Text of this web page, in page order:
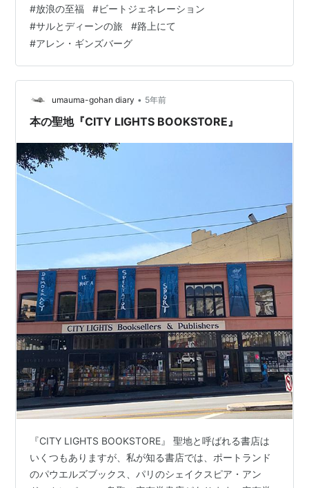
/ ウィリアムズ・バロウズとオーネット・コールマン /
50年代アメリカとビート / 放浪するビート・ジェネレー
ション サルとディーンの旅は、4度目の放浪、アメリカ
縦断、メキシコで幕を…
#放浪の至福 #ビートジェネレーション
#サルとディーンの旅 #路上にて
#アレン・ギンズバーグ
umauma-gohan diary • 5年前
本の聖地『CITY LIGHTS BOOKSTORE』
『CITY LIGHTS BOOKSTORE』 聖地と呼ばれる書店は
いくつもありますが、私が知る書店では、ポートランド
のパウエルズブックス、パリのシェイクスピア・アン